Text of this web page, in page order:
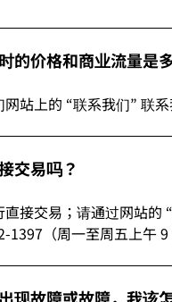
的价格和商业流量是
站上的 “联系我们” 联系
交易吗？
接交易；请通过网站的
（周一至周五上午 9